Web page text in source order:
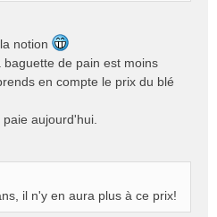
notion
de pain est moins
en compte le prix du blé
aujourd'hui.
il n'y en aura plus à ce prix!